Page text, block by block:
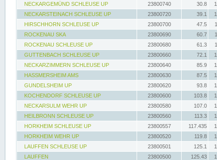
NECKARGEMÜND SCHLEUSE UP
23800740 30.8
NECKARSTEINACH SCHLEUSE UP
23800720 39.1
HIRSCHHORN SCHLEUSE UP
23800700 47.5
ROCKENAU SKA
23800690 60.7
ROCKENAU SCHLEUSE UP
23800680 61.3
GUTTENBACH SCHLEUSE UP
23800660 72.1
NECKARZIMMERN SCHLEUSE UP
23800640 85.9
HASSMERSHEIM AMS
23800630 87.5
GUNDELSHEIM UP
23800620 93.8
KOCHENDORF SCHLEUSE UP
23800600 103.8
NECKARSULM WEHR UP
23800580 107.0
HEILBRONN SCHLEUSE UP
23800560 113.3
HORKHEIM SCHLEUSE UP
23800557 117.435
HORKHEIM WEHR UP
23800520 119.8
LAUFFEN SCHLEUSE UP
23800501 125.1
LAUFFEN
23800500 125.43